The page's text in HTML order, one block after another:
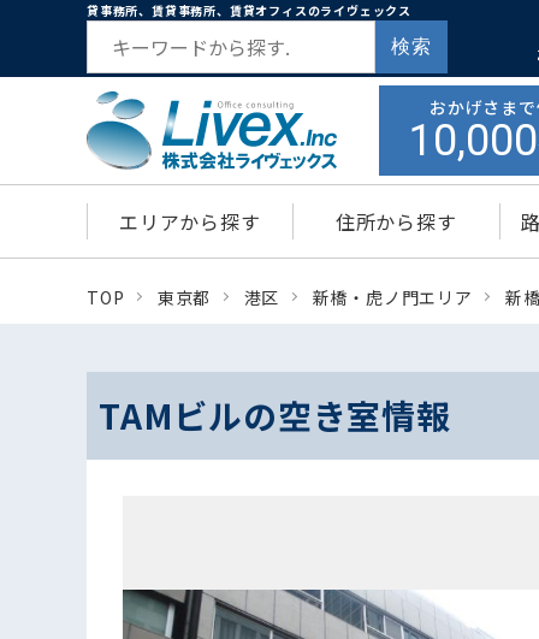
貸事務所、賃貸事務所、賃貸オフィスのライヴェックス
検索
おかげさま
10,000
エリアから探す 住所から探す
TOP 東京都 港区 新橋・虎ノ門エリア 新
TAMビルの空き室情報